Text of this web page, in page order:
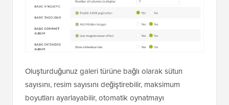
Oluşturduğunuz galeri türüne bağlı olarak sütun
sayısını, resim sayısını değiştirebilir, maksimum
boyutları ayarlayabilir, otomatik oynatmayı